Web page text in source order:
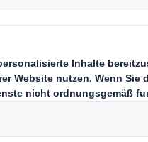
Studium mit
Basis für